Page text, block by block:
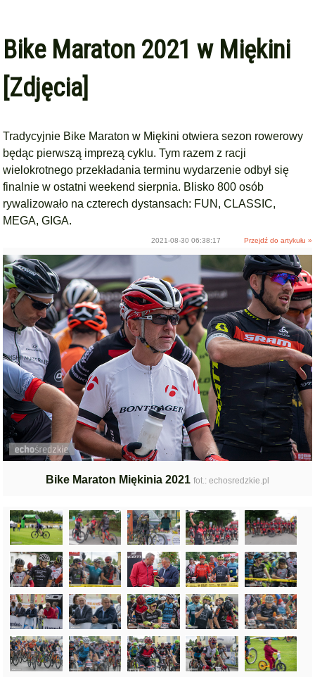
Bike Maraton 2021 w Miękini
[Zdjęcia]
Tradycyjnie Bike Maraton w Miękini otwiera sezon rowerowy
będąc pierwszą imprezą cyklu. Tym razem z racji
wielokrotnego przekładania terminu wydarzenie odbył się
finalnie w ostatni weekend sierpnia. Blisko 800 osób
rywalizowało na czterech dystansach: FUN, CLASSIC,
MEGA, GIGA.
2021-08-30 06:38:17 Przejdź do artykułu »
Bike Maraton Miękinia 2021 fot.: echosredzkie.pl